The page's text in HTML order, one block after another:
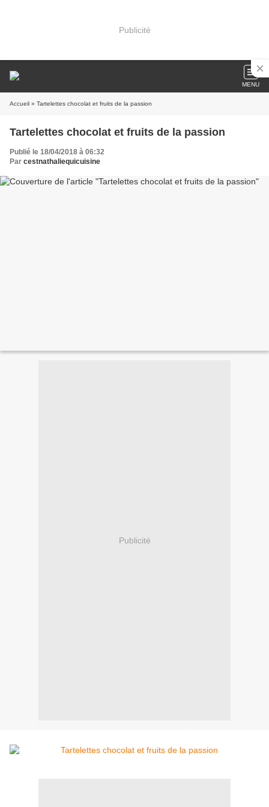
Publicité
MENU
Accueil » Tartelettes chocolat et fruits de la passion
Tartelettes chocolat et fruits de la passion
Publié le 18/04/2018 à 06:32
Par cestnathaliequicuisine
Publicité